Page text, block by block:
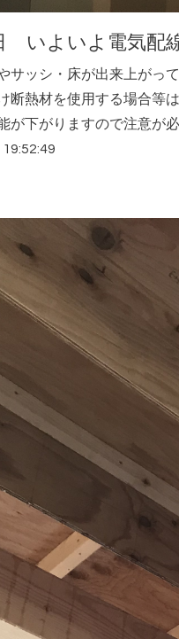
いよいよ電気配
サッシ・床が出来上がっ
断熱材を使用する場合等
が下がりますので注意が必